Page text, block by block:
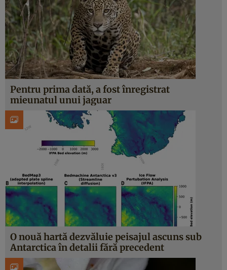
Pentru prima dată, a fost înregistrat
mieunatul unui jaguar
O nouă hartă dezvăluie peisajul ascuns sub
Antarctica în detalii fără precedent